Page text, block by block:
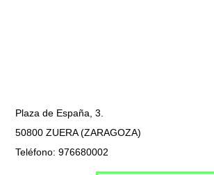
Plaza de España, 3.
50800 ZUERA (ZARAGOZA)
Teléfono: 976680002